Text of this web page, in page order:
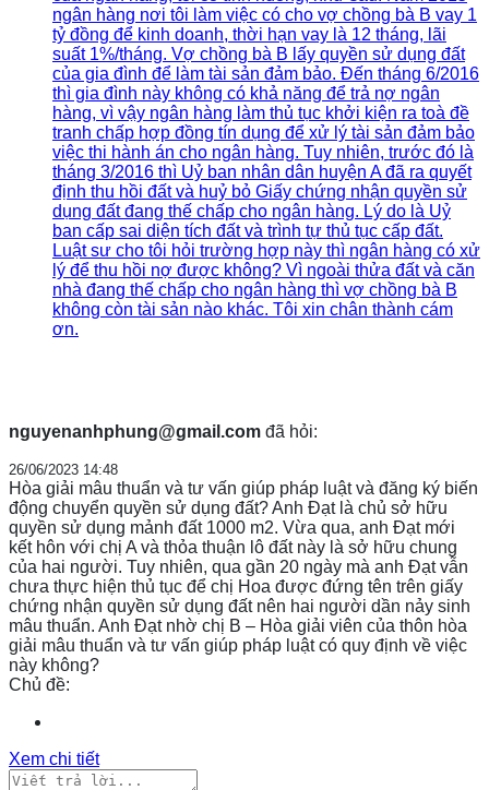
ngân hàng nơi tôi làm việc có cho vợ chồng bà B vay 1
tỷ đồng để kinh doanh, thời hạn vay là 12 tháng, lãi
suất 1%/tháng. Vợ chồng bà B lấy quyền sử dụng đất
của gia đình để làm tài sản đảm bảo. Đến tháng 6/2016
thì gia đình này không có khả năng để trả nợ ngân
hàng, vì vậy ngân hàng làm thủ tục khởi kiện ra toà đề
tranh chấp hợp đồng tín dụng để xử lý tài sản đảm bảo
việc thi hành án cho ngân hàng. Tuy nhiên, trước đó là
tháng 3/2016 thì Uỷ ban nhân dân huyện A đã ra quyết
định thu hồi đất và huỷ bỏ Giấy chứng nhận quyền sử
dụng đất đang thế chấp cho ngân hàng. Lý do là Uỷ
ban cấp sai diện tích đất và trình tự thủ tục cấp đất.
Luật sư cho tôi hỏi trường hợp này thì ngân hàng có xử
lý để thu hồi nợ được không? Vì ngoài thửa đất và căn
nhà đang thế chấp cho ngân hàng thì vợ chồng bà B
không còn tài sản nào khác. Tôi xin chân thành cám
ơn.
nguyenanhphung@gmail.com đã hỏi:
26/06/2023 14:48
Hòa giải mâu thuẩn và tư vấn giúp pháp luật và đăng ký biến
động chuyển quyền sử dụng đất? Anh Đạt là chủ sở hữu
quyền sử dụng mảnh đất 1000 m2. Vừa qua, anh Đạt mới
kết hôn với chị A và thỏa thuận lô đất này là sở hữu chung
của hai người. Tuy nhiên, qua gần 20 ngày mà anh Đạt vẫn
chưa thực hiện thủ tục để chị Hoa được đứng tên trên giấy
chứng nhận quyền sử dụng đất nên hai người dần nảy sinh
mâu thuẩn. Anh Đạt nhờ chị B – Hòa giải viên của thôn hòa
giải mâu thuẩn và tư vấn giúp pháp luật có quy định về việc
này không?
Chủ đề:
Xem chi tiết